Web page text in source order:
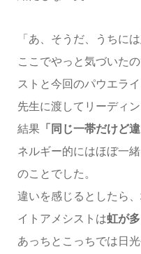
「あ、そうだ、うちには
ここでやっと気づいた
ストと今回のパウエラ
先生に渡してリーディ
結果「同じ一帯だけど違
ネルギー的にはほぼ一
のことでした。
違いを感じるとしたら
イトアメシストは虹が
あっちとこっちでは日